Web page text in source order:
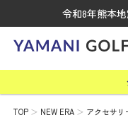
令和8年熊本
TOP NEW ERA アクセサリ